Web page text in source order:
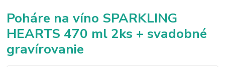
Poháre na víno SPARKLING
HEARTS 470 ml 2ks + svadobné
gravírovanie